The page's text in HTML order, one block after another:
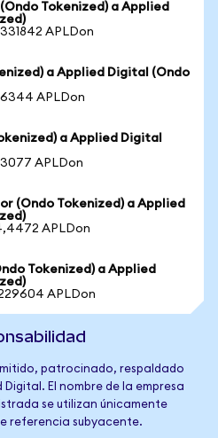
Tokenized) a Applied
APLDon
a Applied Digital (Ondo
APLDon
a Applied Digital
APLDon
(Ondo Tokenized) a Applied
APLDon
Tokenized) a Applied
APLDon
patrocinado, respaldado
El nombre de la empresa
se utilizan únicamente
referencia subyacente.